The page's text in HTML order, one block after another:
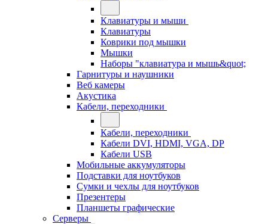
Клавиатуры и мыши
Клавиатуры
Коврики под мышки
Мышки
Наборы "клавиатура и мышь&quot;
Гарнитуры и наушники
Веб камеры
Акустика
Кабели, переходники
Кабели, переходники
Кабели DVI, HDMI, VGA, DP
Кабели USB
Мобильные аккумуляторы
Подставки для ноутбуков
Сумки и чехлы для ноутбуков
Презентеры
Планшеты графические
Серверы